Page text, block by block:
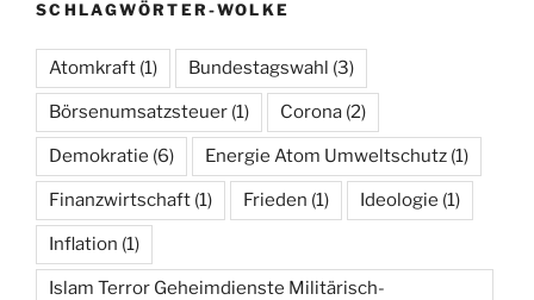
SCHLAGWÖRTER-WOLKE
Atomkraft (1) Bundestagswahl (3)
Börsenumsatzsteuer (1) Corona (2)
Demokratie (6) Energie Atom Umweltschutz (1)
Finanzwirtschaft (1) Frieden (1) Ideologie (1)
Inflation (1)
Islam Terror Geheimdienste Militärisch-